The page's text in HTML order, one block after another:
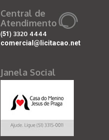
Central de
Atendimento
(51) 3320 4444
comercial@licitacao.net
Janela Social